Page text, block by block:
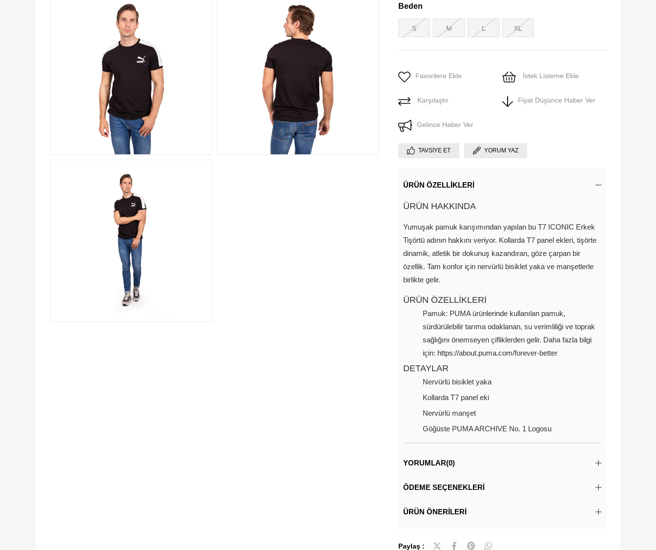
Beden
S M L XL
Favorilere Ekle İstek Listeme Ekle
Karşılaştır Fiyat Düşünce Haber Ver
Gelince Haber Ver
TAVSIYE ET YORUM YAZ
ÜRÜN ÖZELLIKLERI
ÜRÜN HAKKINDA
Yumuşak pamuk karışımından yapılan bu T7 ICONIC Erkek
Tişörtü adının hakkını veriyor. Kollarda T7 panel ekleri, tişörte
dinamik, atletik bir dokunuş kazandıran, göze çarpan bir
özellik. Tam konfor için nervürlü bisiklet yaka ve manşetlerle
birlikte gelir.
ÜRÜN ÖZELLİKLERİ
Pamuk: PUMA ürünlerinde kullanılan pamuk,
sürdürülebilir tarıma odaklanan, su verimliliği ve toprak
sağlığını önemseyen çifliklerden gelir. Daha fazla bilgi
için: https://about.puma.com/forever-better
DETAYLAR
Nervürlü bisiklet yaka
Kollarda T7 panel eki
Nervürlü manşet
Göğüste PUMA ARCHIVE No. 1 Logosu
YORUMLAR(0)
ÖDEME SEÇENEKLERI
ÜRÜN ÖNERILERI
Paylaş :